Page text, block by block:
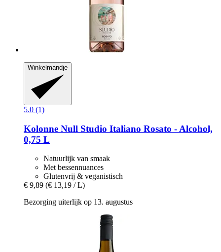
Winkelmandje
5.0 (1)
Kolonne Null Studio Italiano Rosato -​ Alcohol,
0,75 L
Natuurlijk van smaak
Met bessennuances
Glutenvrij & veganistisch
€ 9,89 (€ 13,19 / L)
Bezorging uiterlijk op 13. augustus